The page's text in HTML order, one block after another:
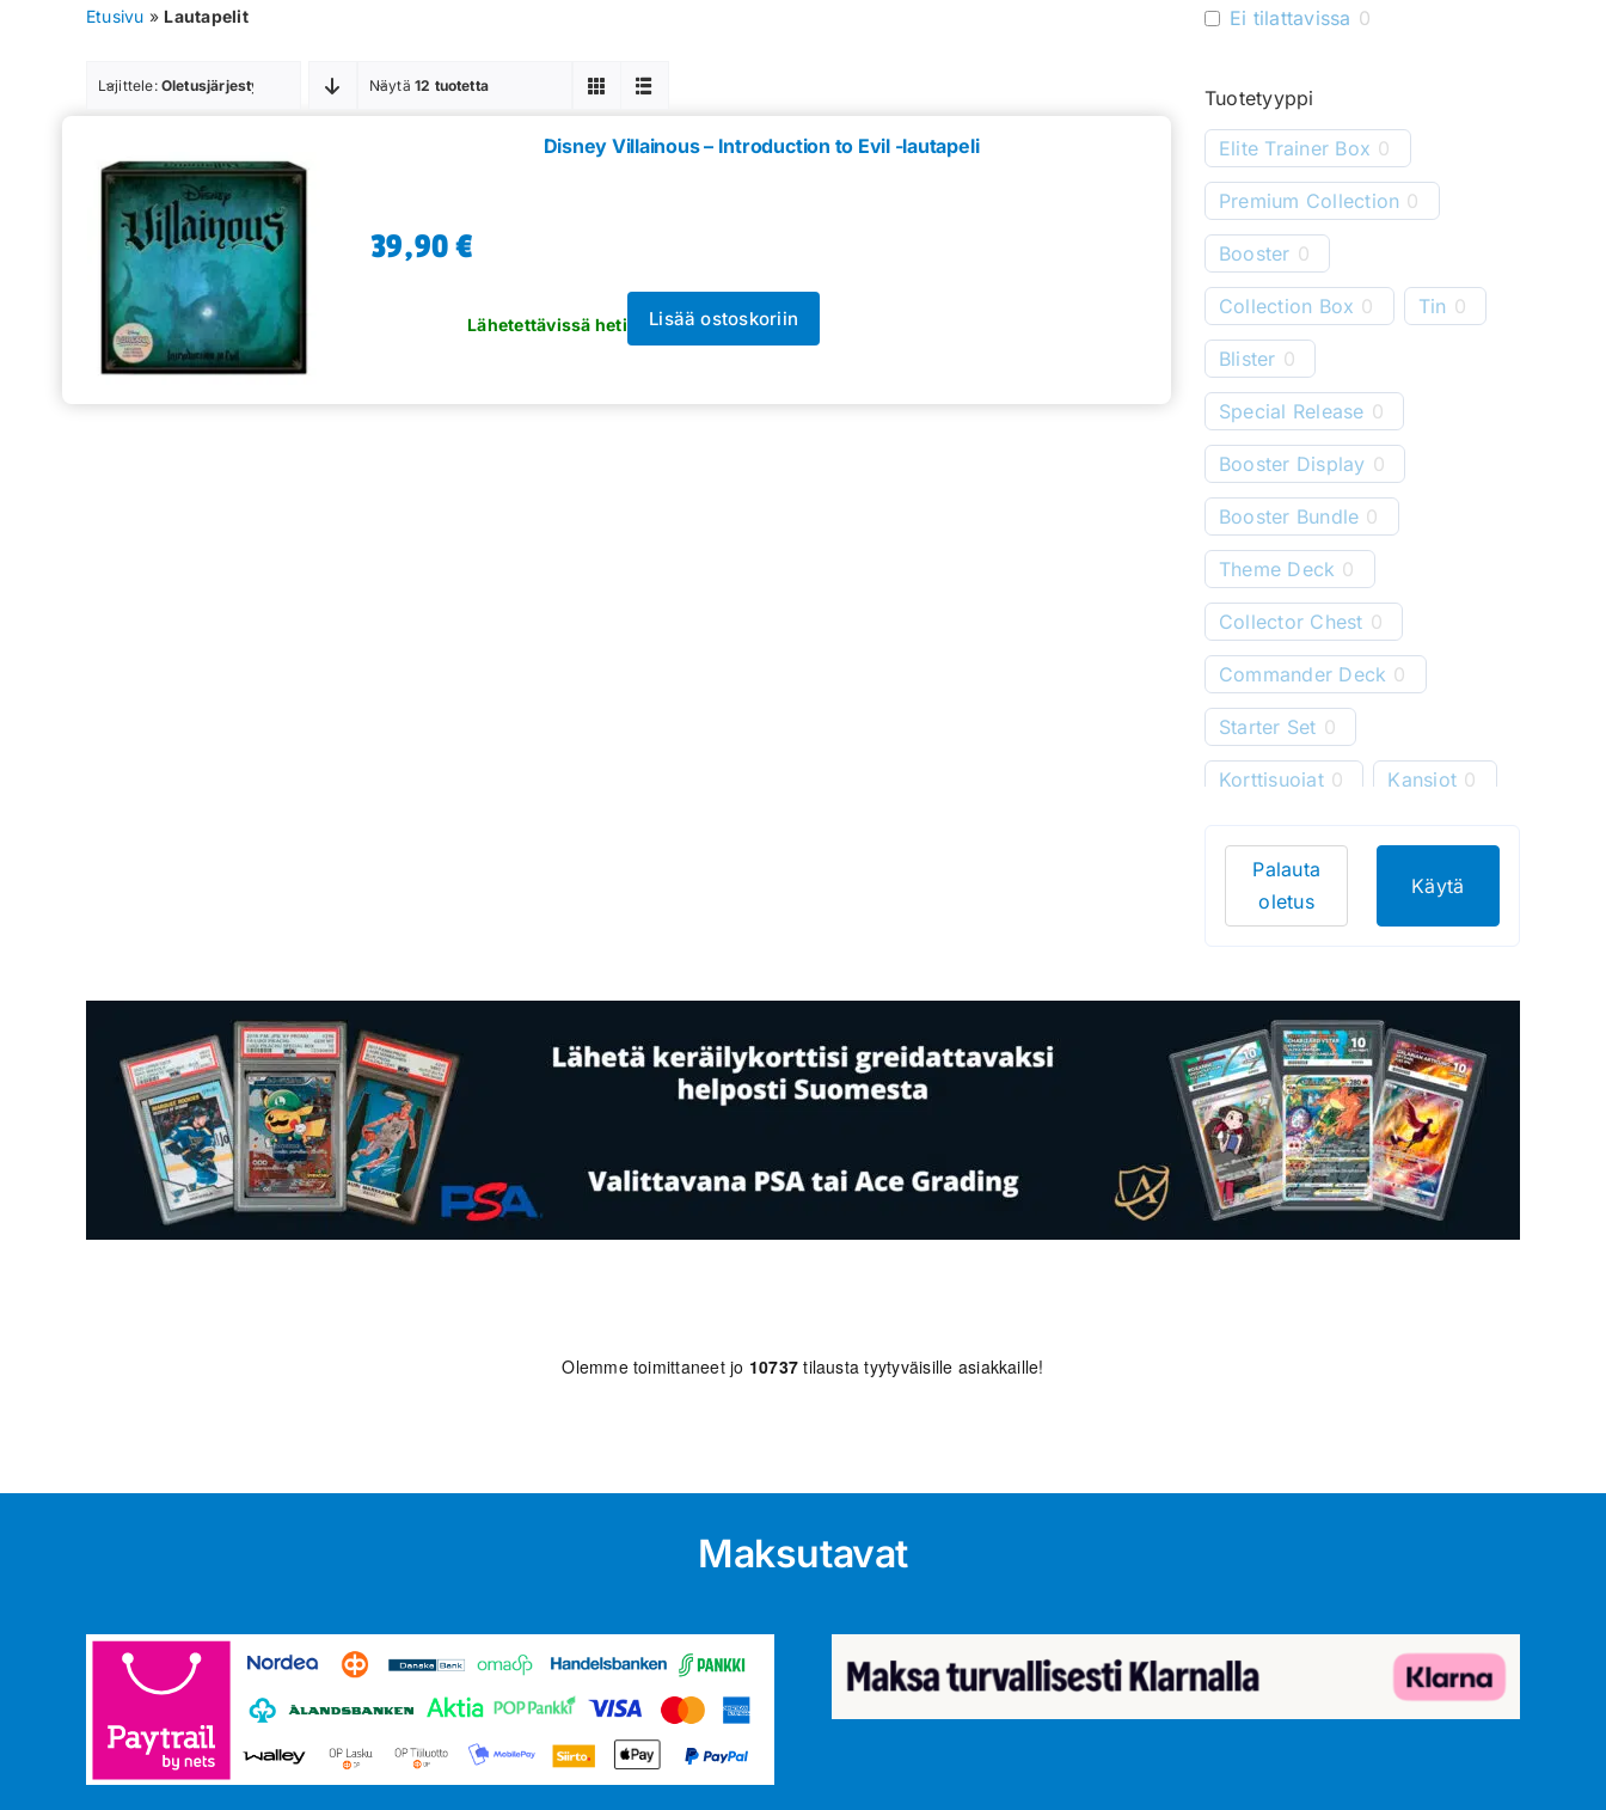
Etusivu » Lautapelit
Lajittele: Oletusjärjestys Näytä12 tuotetta
Disney Villainous – Introduction to Evil -lautapeli
39,90€
Lisää ostoskoriin
Ei tilattavissa 0
Tuotetyyppi
Elite Trainer Box 0
Premium Collection 0
Booster 0
Collection Box 0 Tin 0
Blister 0
Special Release 0
Booster Display 0
Booster Bundle 0
Theme Deck 0
Collector Chest 0
Commander Deck 0
Starter Set 0
Korttisuojat 0 Kansiot 0
Pelimatot 0
Bundle 0
Mysteeri-tuote 0
Figuuri 0 Gift Box 0
Lautapeli 1 Kansiosivut
Käytä
Palauta
oletus
Olemme toimittaneet jo 10737 tilausta tyytyväisille asiakkaille!
Maksutavat